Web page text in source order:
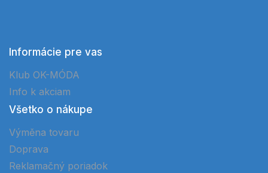
Informácie pre vas
Klub OK-MÓDA
Info k akciam
Všetko o nákupe
Výměna tovaru
Doprava
Reklamačný poriadok